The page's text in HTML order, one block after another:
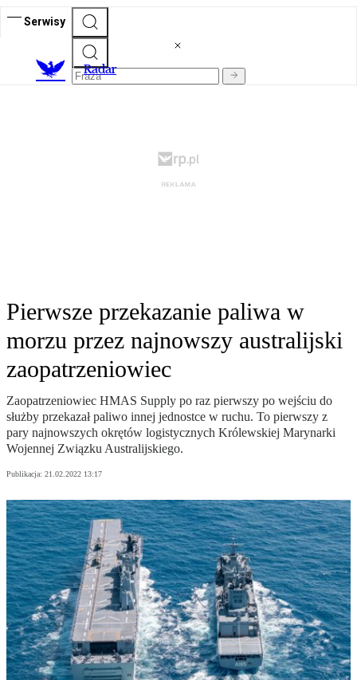
Serwisy
Radar
Pierwsze przekazanie paliwa w
morzu przez najnowszy australijski
zaopatrzeniowiec
Zaopatrzeniowiec HMAS Supply po raz pierwszy po wejściu do
służby przekazał paliwo innej jednostce w ruchu. To pierwszy z
pary najnowszych okrętów logistycznych Królewskiej Marynarki
Wojennej Związku Australijskiego.
Publikacja: 21.02.2022 13:17